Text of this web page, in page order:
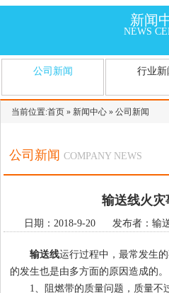
新闻
NEWS
公司新闻 行业新
当前位置:首页 » 新闻中心 » 公司新闻
公司新闻 COMPANY NEWS
输送线火灾
日期：2018-9-20 发布者：输
输送线运行过程中，最常发生
的发生也是由多方面的原因造成的。
1、阻燃带的质量问题，质量不